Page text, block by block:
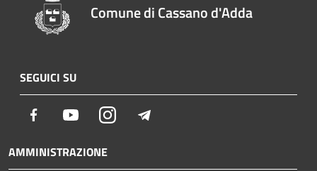
Comune di Cassano d'Adda
SEGUICI SU
Facebook YoutubeInstagram
AMMINISTRAZIONE